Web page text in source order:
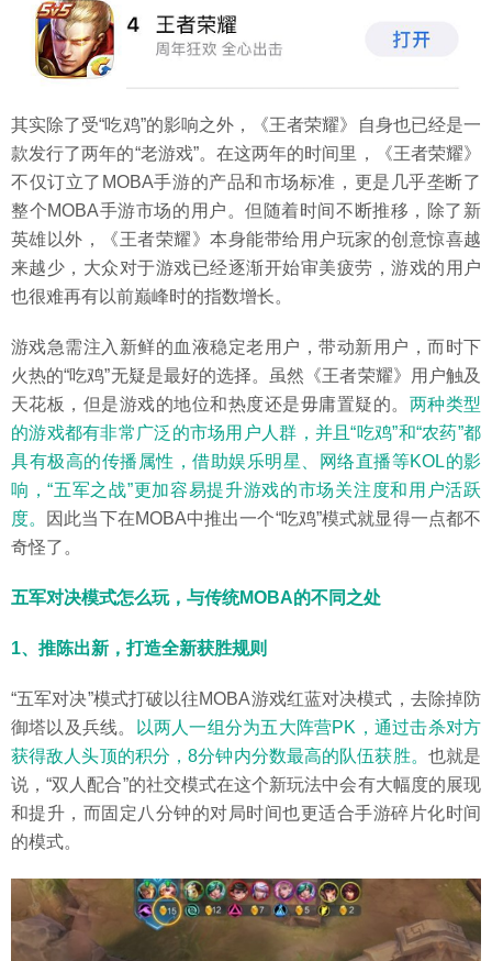
其实除了受“吃鸡”的影响之外，《王者荣耀》自身也已经是一
款发行了两年的“老游戏”。在这两年的时间里，《王者荣耀》
不仅订立了MOBA手游的产品和市场标准，更是几乎垄断了
整个MOBA手游市场的用户。但随着时间不断推移，除了新
英雄以外，《王者荣耀》本身能带给用户玩家的创意惊喜越
来越少，大众对于游戏已经逐渐开始审美疲劳，游戏的用户
也很难再有以前巅峰时的指数增长。
游戏急需注入新鲜的血液稳定老用户，带动新用户，而时下
火热的“吃鸡”无疑是最好的选择。虽然《王者荣耀》用户触及
天花板，但是游戏的地位和热度还是毋庸置疑的。 两种类型
的游戏都有非常广泛的市场用户人群，并且“吃鸡”和“农药”都
具有极高的传播属性，借助娱乐明星、网络直播等KOL的影
响，“五军之战”更加容易提升游戏的市场关注度和用户活跃
度。
因此当下在MOBA中推出一个“吃鸡”模式就显得一点都不
奇怪了。
五军对决模式怎么玩，与传统MOBA的不同之处
1、推陈出新，打造全新获胜规则
“五军对决”模式打破以往MOBA游戏红蓝对决模式，去除掉防
御塔以及兵线。
以两人一组分为五大阵营PK，通过击杀对方
获得敌人头顶的积分，8分钟内分数最高的队伍获胜。 也就是
说，“双人配合”的社交模式在这个新玩法中会有大幅度的展现
和提升，而固定八分钟的对局时间也更适合手游碎片化时间
的模式。